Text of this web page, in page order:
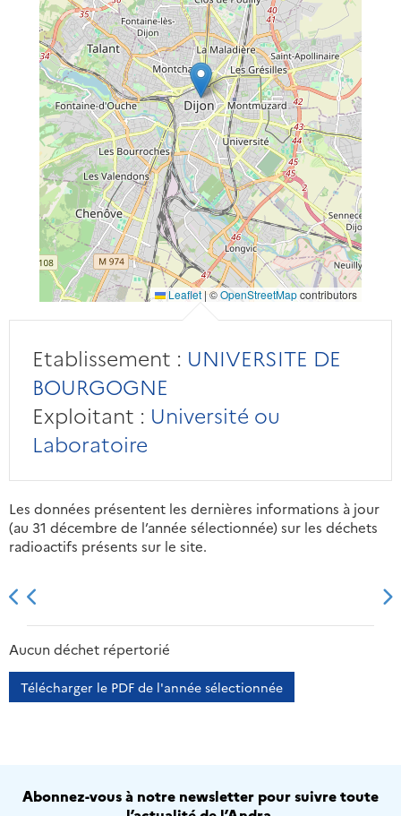
Leaflet|©OpenStreetMapcontributors
Etablissement : UNIVERSITE DE
BOURGOGNE
Exploitant : Université ou
Laboratoire
Les données présentent les dernières informations à jour
(au 31 décembre de l’année sélectionnée) sur les déchets
radioactifs présents sur le site.
2013 2014
Aucun déchet répertorié
Télécharger le PDF de l'année sélectionnée
Abonnez-vous à notre newsletter pour suivre toute